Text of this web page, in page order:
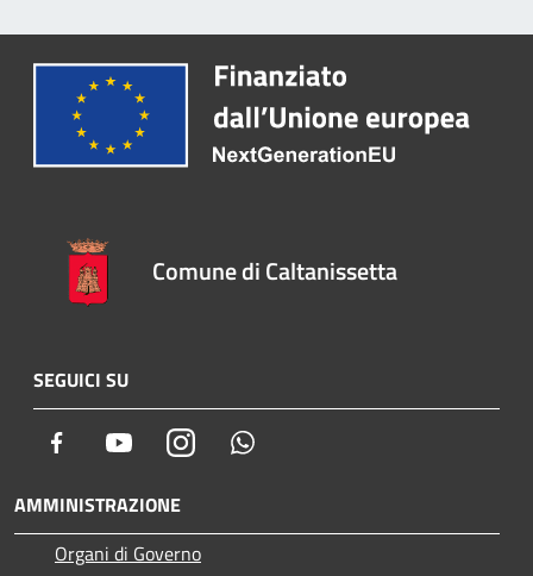
Comune di Caltanissetta
SEGUICI SU
Facebook YoutubeInstagram
AMMINISTRAZIONE
Organi di Governo